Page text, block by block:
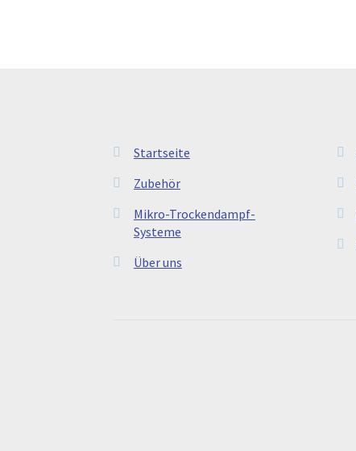
Startseite
Zubehör
Mikro-Trockendampf-
Systeme
Über uns